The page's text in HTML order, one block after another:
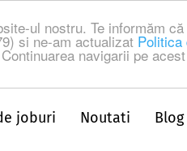
ul nostru. Te informăm
si ne-am actualizat Politica
navigarii pe
joburi Noutati Blog